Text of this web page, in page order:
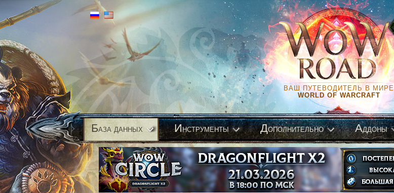
ВАШ ПУТЕВОДИТЕЛЬ В МИРЕ
WORLD OF WARCRAFT
База данных Инструменты Дополнительно Аддоны